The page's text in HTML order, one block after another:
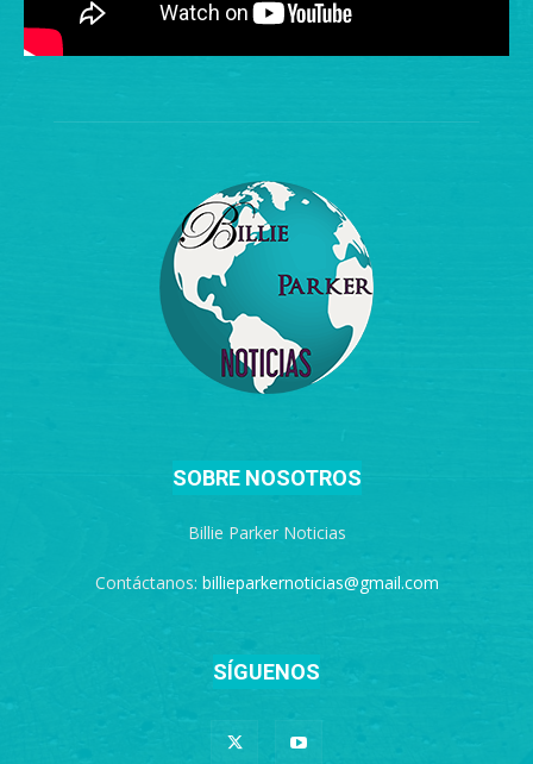
SOBRE NOSOTROS
Billie Parker Noticias
Contáctanos: billieparkernoticias@gmail.com
SÍGUENOS